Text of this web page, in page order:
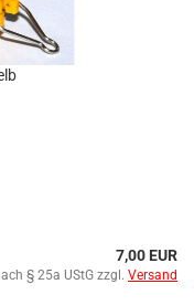
7,00 EUR
§ 25a UStG zzgl. Versand